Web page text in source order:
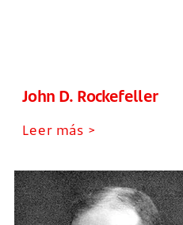
John D. Rockefeller
Leer más >